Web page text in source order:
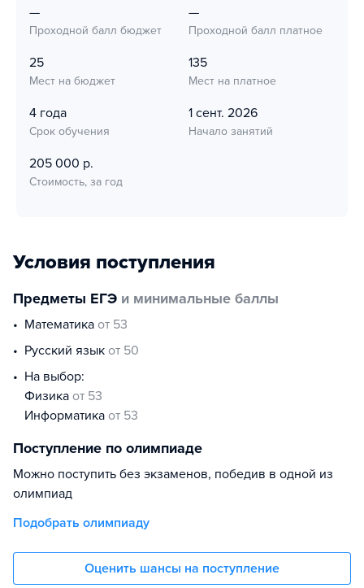
—
Проходной балл бюджет
—
Проходной балл платное
25
Мест на бюджет
135
Мест на платное
4 года
Срок обучения
1 сент. 2026
Начало занятий
205 000 р.
Стоимость, за год
Условия поступления
Предметы ЕГЭ и минимальные баллы
математика от 53
русский язык от 50
На выбор:
физика от 53
информатика от 53
Поступление по олимпиаде
Можно поступить без экзаменов, победив в одной из
олимпиад
Подобрать олимпиаду
Оценить шансы на поступление